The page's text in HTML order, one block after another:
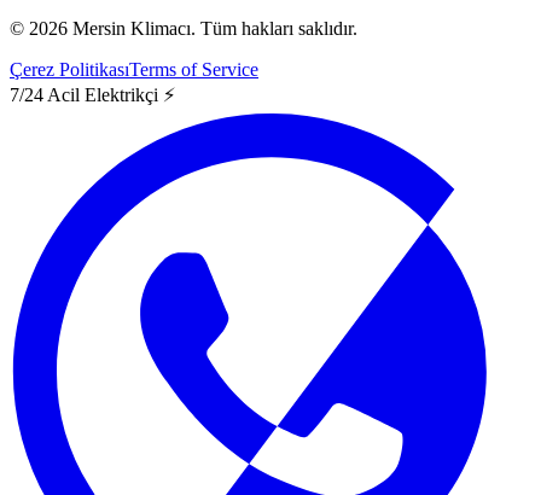
© 2026 Mersin Klimacı. Tüm hakları saklıdır.
Çerez PolitikasıTerms of Service
7/24 Acil Elektrikçi ⚡